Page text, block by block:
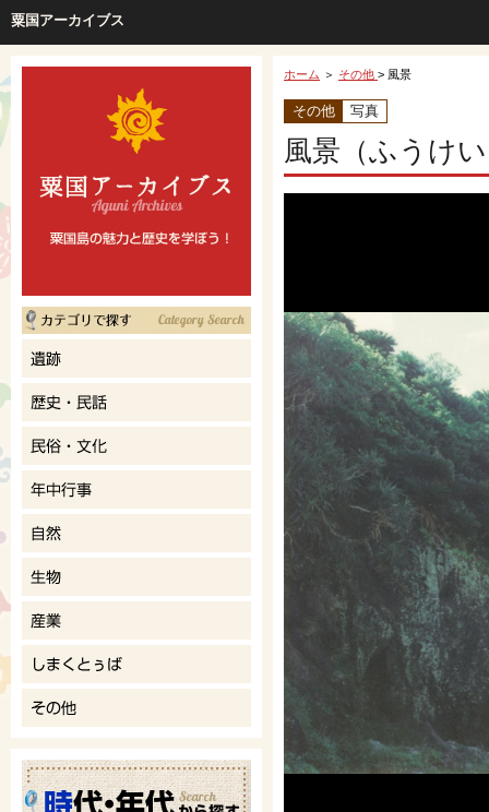
粟国アーカイブス
ホーム ＞ その他 > 風景
その他 写真
風景（ふうけ